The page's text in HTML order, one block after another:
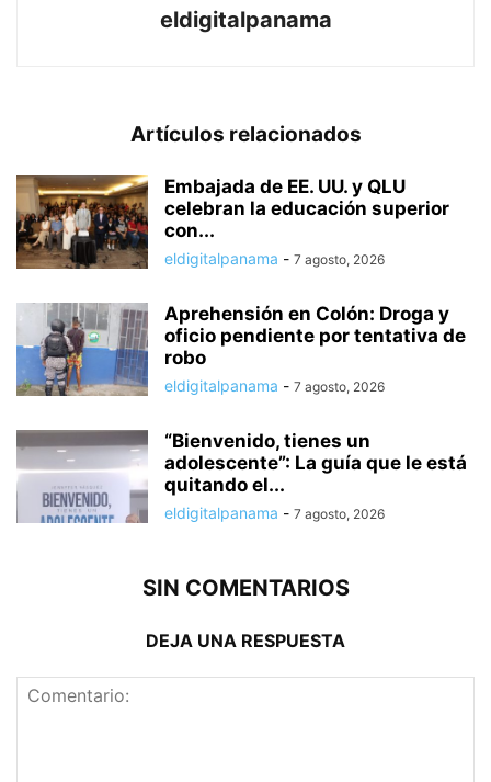
eldigitalpanama
Artículos relacionados
Embajada de EE. UU. y QLU
celebran la educación superior
con...
eldigitalpanama - 7 agosto, 2026
Aprehensión en Colón: Droga y
oficio pendiente por tentativa de
robo
eldigitalpanama - 7 agosto, 2026
“Bienvenido, tienes un
adolescente”: La guía que le está
quitando el...
eldigitalpanama - 7 agosto, 2026
SIN COMENTARIOS
DEJA UNA RESPUESTA